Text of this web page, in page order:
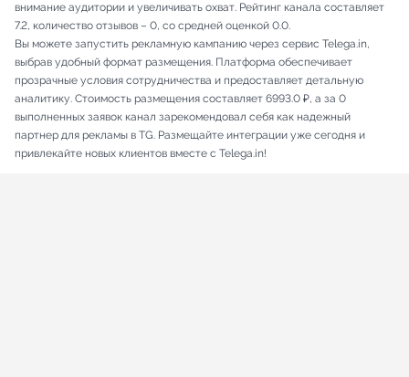
внимание аудитории и увеличивать охват. Рейтинг канала составляет
7.2, количество отзывов – 0, со средней оценкой 0.0.
Вы можете запустить рекламную кампанию через сервис Telega.in,
выбрав удобный формат размещения. Платформа обеспечивает
прозрачные условия сотрудничества и предоставляет детальную
аналитику. Стоимость размещения составляет 6993.0 ₽, а за 0
выполненных заявок канал зарекомендовал себя как надежный
партнер для рекламы в TG. Размещайте интеграции уже сегодня и
привлекайте новых клиентов вместе с Telega.in!